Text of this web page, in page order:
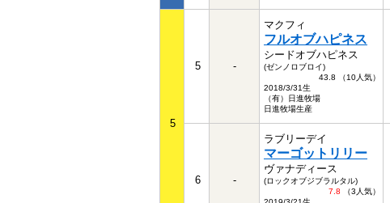
5
5 -
マクフィ
フルオブハピネス
シードオブハピネス
(ゼンノロブロイ)
43.8 （10人気）
2018/3/31生
（有）日進牧場
日進牧場生産
6 -
ラブリーデイ
マーゴットリリー
ヴァナディース
(ロックオブジブラルタル)
7.8 （3人気）